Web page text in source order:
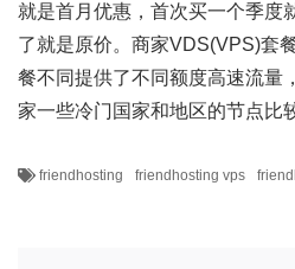
就是首月优惠，首次买一个季度
了就是原价。商家VDS(VPS)套
餐不同提供了不同额度高速流量
家一些冷门国家和地区的节点比
friendhosting friendhosting vps